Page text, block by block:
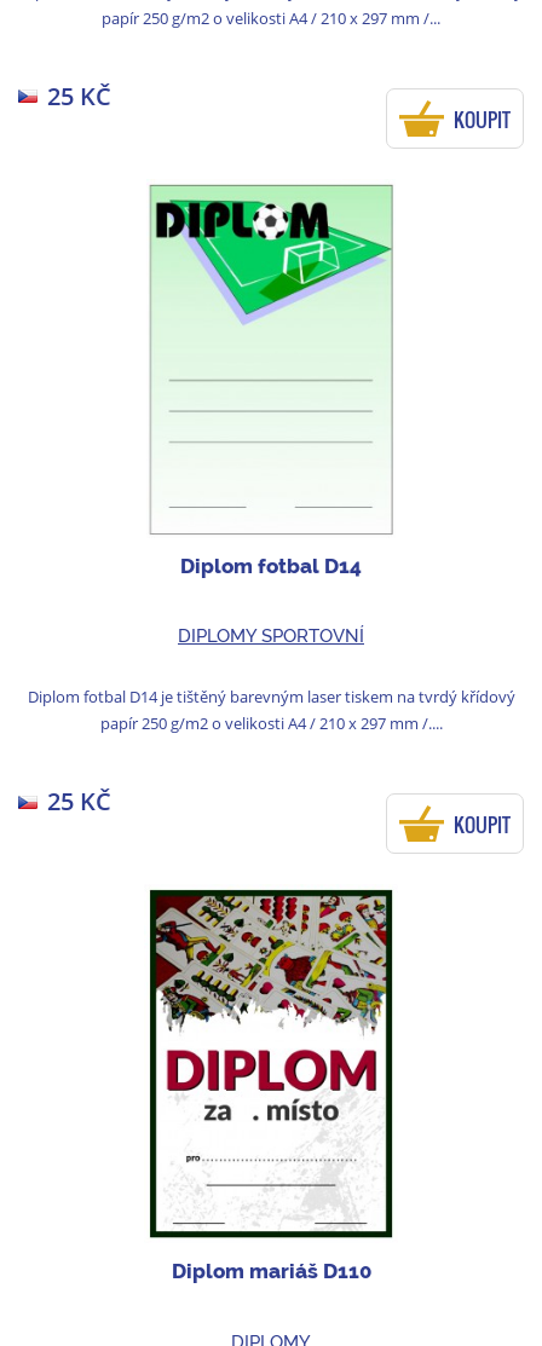
papír 250 g/m2 o velikosti A4 / 210 x 297 mm /...
25 KČ
KOUPIT
Diplom fotbal D14
DIPLOMY SPORTOVNÍ
Diplom fotbal D14 je tištěný barevným laser tiskem na tvrdý křídový
papír 250 g/m2 o velikosti A4 / 210 x 297 mm /....
25 KČ
KOUPIT
Diplom mariáš D110